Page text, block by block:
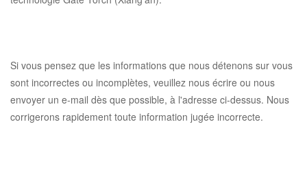
Si vous pensez que les informations que nous détenons sur vous
sont incorrectes ou incomplètes, veuillez nous écrire ou nous
envoyer un e-mail dès que possible, à l'adresse ci-dessus. Nous
corrigerons rapidement toute information jugée incorrecte.